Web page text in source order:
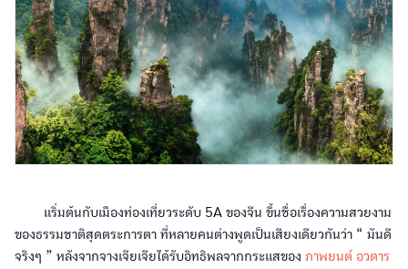
เเริ่มต้นกับเมืองท่องเที่ยวระดับ 5A ของจีน ขึ้นชื่อเรื่องความสวยงาม
ของธรรมชาติสุดตระการตา ที่หลายคนต่างพูดเป็นเสียงเดียวกันว่า “ มันดี
จริงๆ ” หลังจากจางเจียเจียได้รับอิทธิพลจากกระแสของ ภาพยนต์ อวตาร